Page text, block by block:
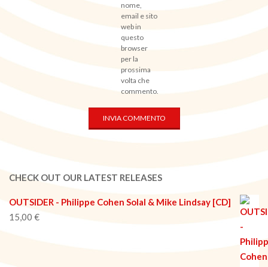
nome,
email e sito
web in
questo
browser
per la
prossima
volta che
commento.
CHECK OUT OUR LATEST RELEASES
OUTSIDER - Philippe Cohen Solal & Mike Lindsay [CD]
15,00 €